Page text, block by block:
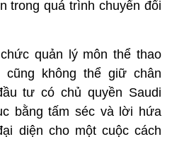
trong quá trình chuyển đổi
quản lý môn thể thao
không thể giữ chân
tư có chủ quyền Saudi
bằng tấm séc và lời hứa
diện cho một cuộc cách